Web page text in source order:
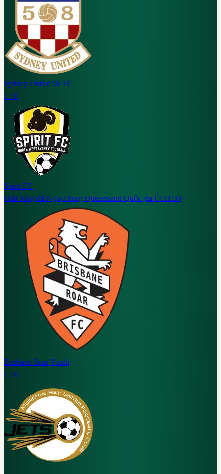
Sydney United 58 FC
1 : 0
Spirit FC
Giải bóng đá Ngoại hạng Queensland Quốc gia Úc11:30
Brisbane Roar Youth
1 : 0